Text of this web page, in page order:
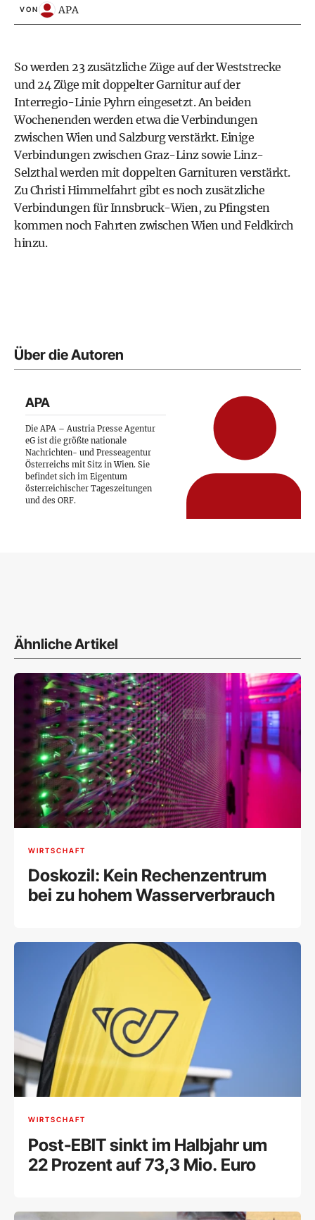
VON APA
So werden 23 zusätzliche Züge auf der Weststrecke
und 24 Züge mit doppelter Garnitur auf der
Interregio-Linie Pyhrn eingesetzt. An beiden
Wochenenden werden etwa die Verbindungen
zwischen Wien und Salzburg verstärkt. Einige
Verbindungen zwischen Graz-Linz sowie Linz-
Selzthal werden mit doppelten Garnituren verstärkt.
Zu Christi Himmelfahrt gibt es noch zusätzliche
Verbindungen für Innsbruck-Wien, zu Pfingsten
kommen noch Fahrten zwischen Wien und Feldkirch
hinzu.
Über die Autoren
APA
Die APA – Austria Presse Agentur
eG ist die größte nationale
Nachrichten- und Presseagentur
Österreichs mit Sitz in Wien. Sie
befindet sich im Eigentum
österreichischer Tageszeitungen
und des ORF.
Ähnliche Artikel
WIRTSCHAFT
Doskozil: Kein Rechenzentrum
bei zu hohem Wasserverbrauch
WIRTSCHAFT
Post-EBIT sinkt im Halbjahr um
22 Prozent auf 73,3 Mio. Euro